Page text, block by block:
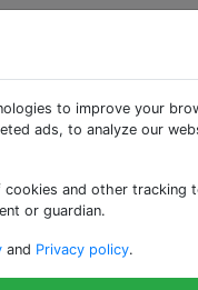
to improve your
ads, to analyze our
and other tracking
or guardian.
and Privacy policy.